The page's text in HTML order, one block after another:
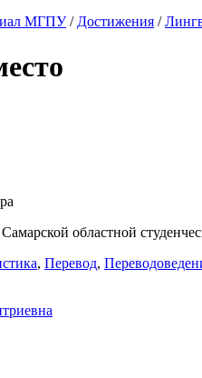
МГПУ/Достижения /
областной
, Перевод,